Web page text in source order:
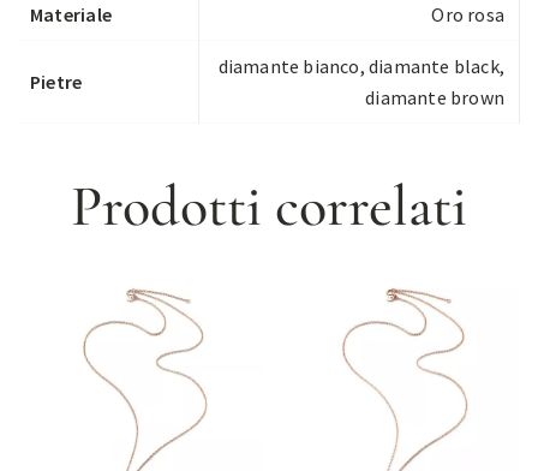
Materiale Oro rosa
Pietre
diamante bianco, diamante black,
diamante brown
Prodotti correlati